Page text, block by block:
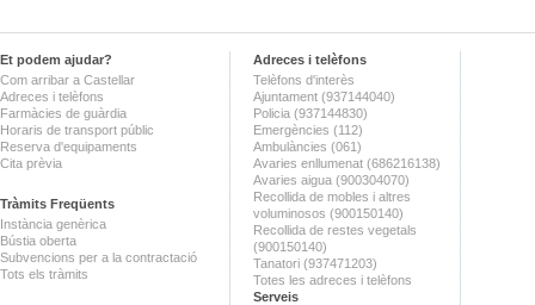
Et podem ajudar?
Com arribar a Castellar
Adreces i telèfons
Farmàcies de guàrdia
Horaris de transport públic
Reserva d'equipaments
Cita prèvia
Tràmits Freqüents
Instància genèrica
Bústia oberta
Subvencions per a la contractació
Tots els tràmits
Adreces i telèfons
Telèfons d'interès
Ajuntament (937144040)
Policia (937144830)
Emergències (112)
Ambulàncies (061)
Avaries enllumenat (686216138)
Avaries aigua (900304070)
Recollida de mobles i altres
voluminosos (900150140)
Recollida de restes vegetals
(900150140)
Tanatori (937471203)
Totes les adreces i telèfons
Serveis